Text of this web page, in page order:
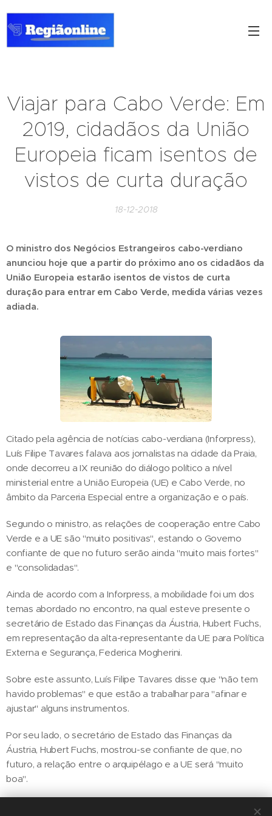
Viajar para Cabo Verde: Em
2019, cidadãos da União
Europeia ficam isentos de
vistos de curta duração
18-12-2018
O ministro dos Negócios Estrangeiros cabo-verdiano
anunciou hoje que a partir do próximo ano os cidadãos da
União Europeia estarão isentos de vistos de curta
duração para entrar em Cabo Verde, medida várias vezes
adiada.
Citado pela agência de notícias cabo-verdiana (Inforpress),
Luís Filipe Tavares falava aos jornalistas na cidade da Praia,
onde decorreu a IX reunião do diálogo político a nível
ministerial entre a União Europeia (UE) e Cabo Verde, no
âmbito da Parceria Especial entre a organização e o país.
Segundo o ministro, as relações de cooperação entre Cabo
Verde e a UE são "muito positivas", estando o Governo
confiante de que no futuro serão ainda "muito mais fortes"
e "consolidadas".
Ainda de acordo com a Inforpress, a mobilidade foi um dos
temas abordado no encontro, na qual esteve presente o
secretário de Estado das Finanças da Áustria, Hubert Fuchs,
em representação da alta-representante da UE para Política
Externa e Segurança, Federica Mogherini.
Sobre este assunto, Luís Filipe Tavares disse que "não tem
havido problemas" e que estão a trabalhar para "afinar e
ajustar" alguns instrumentos.
Por seu lado, o secretário de Estado das Finanças da
Áustria, Hubert Fuchs, mostrou-se confiante de que, no
futuro, a relação entre o arquipélago e a UE será "muito
boa".